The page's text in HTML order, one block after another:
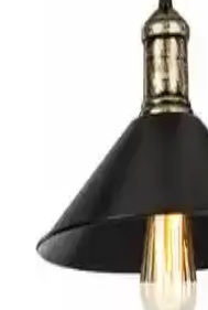
Rustik Ahşap Avize
ve Morvizyon
İki rustik tarzda ahşap
alanlarına göre
modellerinin özellikleri,
detaylar burada.
Modelight Maya 2'li
Yüzeyde Modern ve
Modelight Maya 2'li Sıralı
gövde ve ABS/PC
bir araya getirir. 2x E27